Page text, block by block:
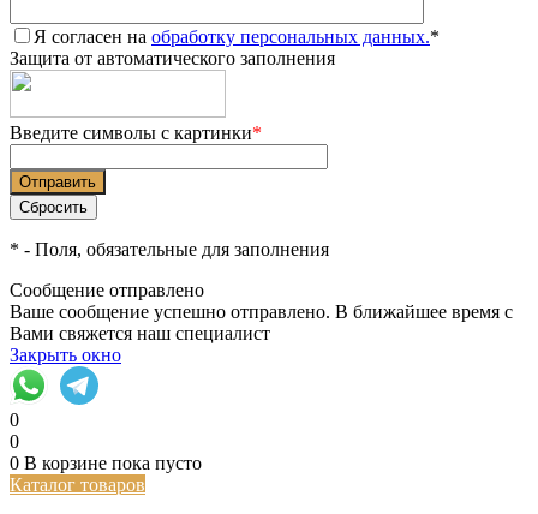
Я согласен на обработку персональных данных.*
Защита от автоматического заполнения
Введите символы с картинки*
* - Поля, обязательные для заполнения
Сообщение отправлено
Ваше сообщение успешно отправлено. В ближайшее время с
Вами свяжется наш специалист
Закрыть окно
0
0
0 В корзине пока пусто
Каталог товаров